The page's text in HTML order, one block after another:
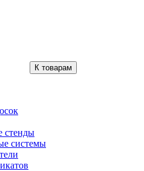
К товарам
стенды
системы